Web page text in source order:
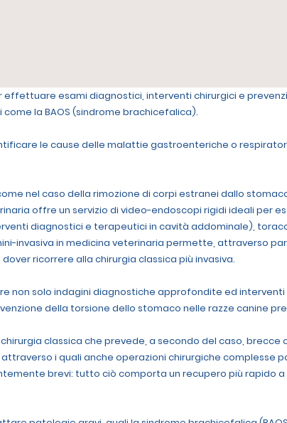
esami diagnostici, interventi chirurgici e
la BAOS (sindrome brachicefalica).
le cause delle malattie gastroenteriche o
nel caso della rimozione di corpi estranei dallo
offre un servizio di video-endoscopi rigidi ideali per
diagnostici e terapeutici in cavità addominale),
invasiva in medicina veterinaria permette, attraverso
ricorrere alla chirurgia classica più invasiva.
non solo indagini diagnostiche approfondite ed interventi
della torsione dello stomaco nelle razze canine
classica che prevede, a secondo del caso, brecce
i quali anche operazioni chirurgiche complesse
brevi: tutto ciò comporta un recupero più rapido